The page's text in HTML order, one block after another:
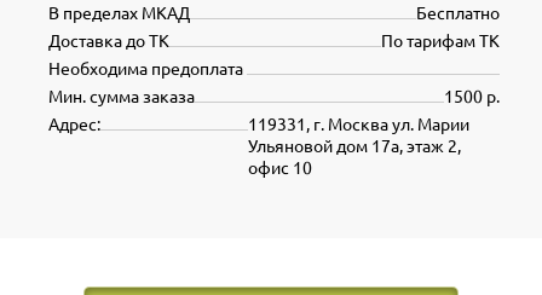
Бесплатно
В пределах МКАД
По тарифам ТК
Доставка до ТК
Необходима предоплата
1500 р.
Мин. сумма заказа
119331, г. Москва ул. Марии
Ульяновой дом 17а, этаж 2,
офис 10
Адрес: